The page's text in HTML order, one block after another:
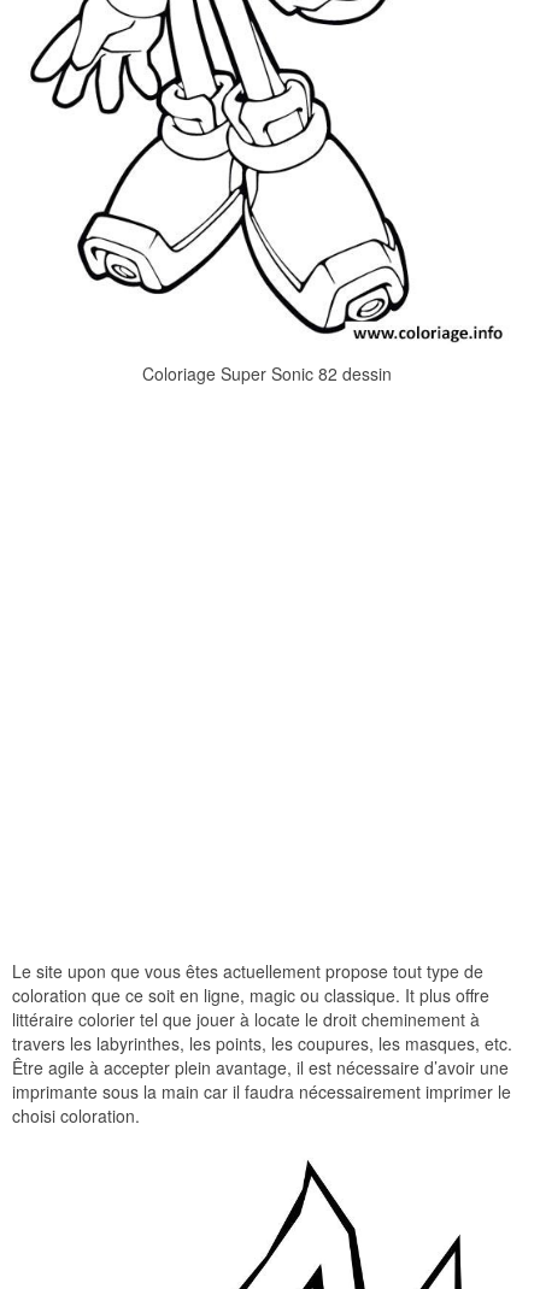
Coloriage Super Sonic 82 dessin
Le site upon que vous êtes actuellement propose tout type de
coloration que ce soit en ligne, magic ou classique. It plus offre
littéraire colorier tel que jouer à locate le droit cheminement à
travers les labyrinthes, les points, les coupures, les masques, etc.
Être agile à accepter plein avantage, il est nécessaire d’avoir une
imprimante sous la main car il faudra nécessairement imprimer le
choisi coloration.